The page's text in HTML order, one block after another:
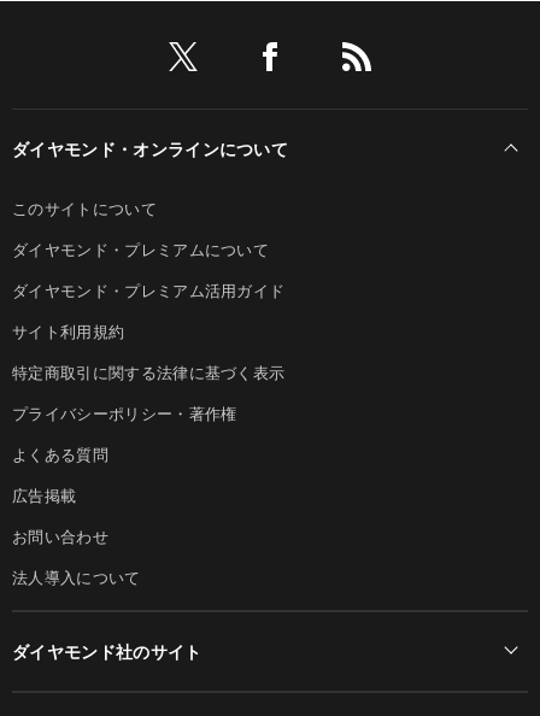
ダイヤモンド・オンラインについて
このサイトについて
ダイヤモンド・プレミアムについて
ダイヤモンド・プレミアム活用ガイド
サイト利用規約
特定商取引に関する法律に基づく表示
プライバシーポリシー・著作権
よくある質問
広告掲載
お問い合わせ
法人導入について
ダイヤモンド社のサイト